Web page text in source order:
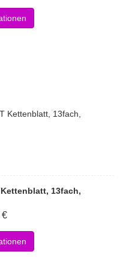
Kettenblatt, 13fach,
€